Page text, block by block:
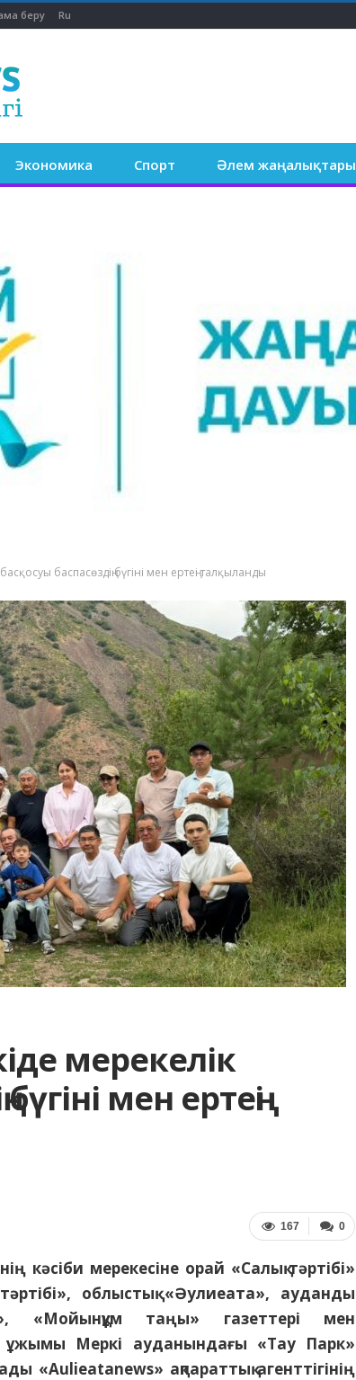
беру Ru
Экономика Спорт Әлем жаңалықтары
баспасөздің бүгіні мен ертеңі талқыланды
мерекелік
мен ертеңі
0
167
кәсіби мерекесіне орай «Салық тәртібі»
облыстық «Әулиеата», аудандық
«Мойынқұм таңы» газеттері мен
ұжымы Меркі ауданындағы «Тау Парк»
«Aulieatanews» ақпараттық агенттігінің